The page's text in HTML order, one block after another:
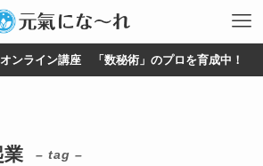
オンライン講座 「数秘術」のプロを育成中！
業 – tag –